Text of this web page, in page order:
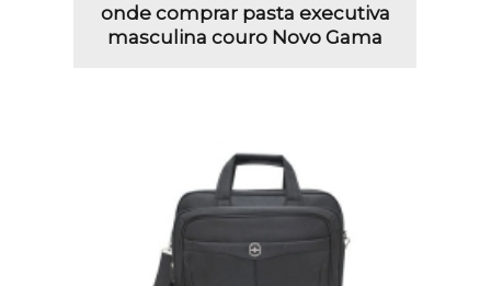
onde comprar pasta executiva
masculina couro Novo Gama